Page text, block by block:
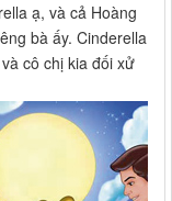
ạ, và cả Hoàng
bà ấy. Cinderella
cô chị kia đối xử